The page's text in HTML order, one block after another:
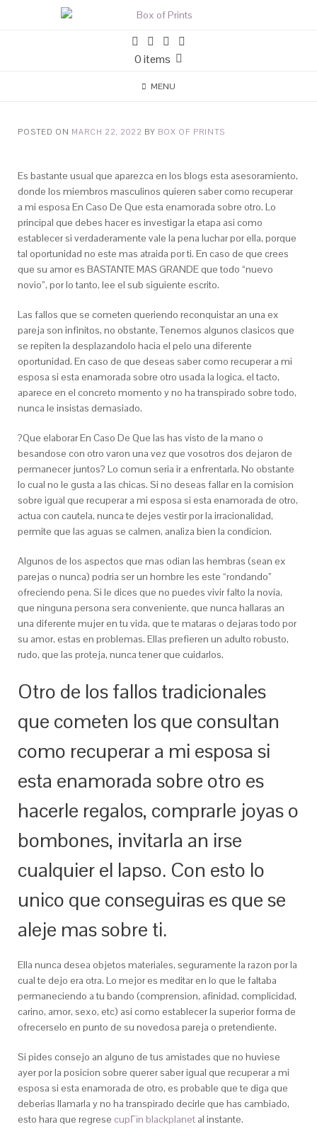
0 items
MENU
POSTED ON MARCH 22, 2022 BY BOX OF PRINTS
Es bastante usual que aparezca en los blogs esta asesoramiento,
donde los miembros masculinos quieren saber como recuperar
a mi esposa En Caso De Que esta enamorada sobre otro. Lo
principal que debes hacer es investigar la etapa asi­ como
establecer si verdaderamente vale la pena luchar por ella, porque
tal oportunidad no este mas atraida por ti. En caso de que crees
que su amor es BASTANTE MAS GRANDE que todo “nuevo
novio”, por lo tanto, lee el sub siguiente escrito.
Las fallos que se cometen queriendo reconquistar an una ex
pareja son infinitos, no obstante, Tenemos algunos clasicos que
se repiten la desplazandolo hacia el pelo una diferente
oportunidad. En caso de que deseas saber como recuperar a mi
esposa si esta enamorada sobre otro usada la logica, el tacto,
aparece en el concreto momento y no ha transpirado sobre todo,
nunca le insistas demasiado.
?Que elaborar En Caso De Que las has visto de la mano o
besandose con otro varon una vez que vosotros dos dejaron de
permanecer juntos? Lo comun seria ir a enfrentarla, No obstante
lo cual no le gusta a las chicas. Si no deseas fallar en la comision
sobre igual que recuperar a mi esposa si esta enamorada de otro,
actua con cautela, nunca te dejes vestir por la irracionalidad,
permite que las aguas se calmen, analiza bien la condicion.
Algunos de los aspectos que mas odian las hembras (sean ex
parejas o nunca) podri­a ser un hombre les este “rondando”
ofreciendo pena. Si le dices que no puedes vivir falto la novia,
que ninguna persona sera conveniente, que nunca hallaras an
una diferente mujer en tu vida, que te mataras o dejaras todo por
su amor, estas en problemas. Ellas prefieren un adulto robusto,
rudo, que las proteja, nunca tener que cuidarlos.
Otro de los fallos tradicionales
que cometen los que consultan
como recuperar a mi esposa si
esta enamorada sobre otro es
hacerle regalos, comprarle joyas o
bombones, invitarla an irse
cualquier el lapso. Con esto lo
unico que conseguiras es que se
aleje mas sobre ti.
Ella nunca desea objetos materiales, seguramente la razon por la
cual te dejo era otra. Lo mejor es meditar en lo que le faltaba
permaneciendo a tu bando (comprension, afinidad, complicidad,
carino, amor, sexo, etc) asi­ como establecer la superior forma de
ofrecerselo en punto de su novedosa pareja o pretendiente.
Si pides consejo an alguno de tus amistades que no huviese
ayer por la posicion sobre querer saber igual que recuperar a mi
esposa si esta enamorada de otro, es probable que te diga que
deberias llamarla y no ha transpirado decirle que has cambiado,
esto hara que regrese cupГіn blackplanet al instante.